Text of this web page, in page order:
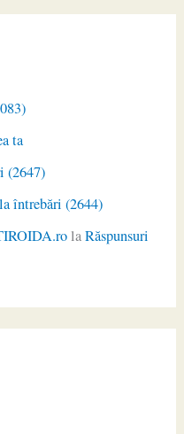
ta
(2647)
întrebări (2644)
laRăspunsuri